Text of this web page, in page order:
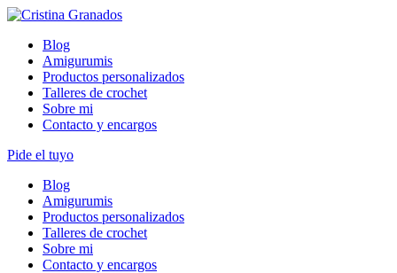
Skip
contentBlog
Amigurumis
Productos personalizados
Talleres de crochet
Sobre mi
Contacto y encargos
Pide el tuyo
Blog
Amigurumis
Productos personalizados
Talleres de crochet
Sobre mi
Contacto y encargos